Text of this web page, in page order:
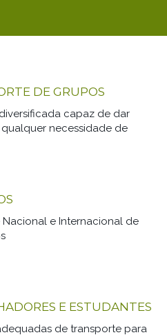
DE GRUPOS
capaz de dar
necessidade de
Nacional e Internacional de
E ESTUDANTES
de transporte para